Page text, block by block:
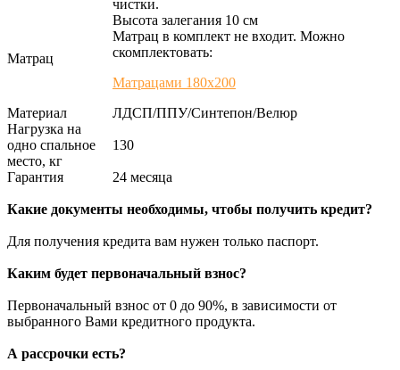
чистки.
Матрац
Высота залегания 10 см
Матрац в комплект не входит. Можно
скомплектовать:
Матрацами 180х200
Материал
ЛДСП/ППУ/Синтепон/Велюр
Нагрузка на
одно спальное
место, кг
130
Гарантия 24 месяца
Какие документы необходимы, чтобы получить кредит?
Для получения кредита вам нужен только паспорт.
Каким будет первоначальный взнос?
Первоначальный взнос от 0 до 90%, в зависимости от
выбранного Вами кредитного продукта.
А рассрочки есть?